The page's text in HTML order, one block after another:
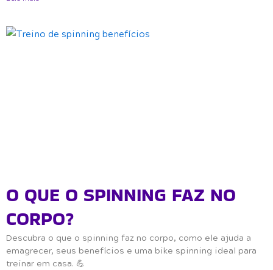
O QUE O SPINNING FAZ NO
CORPO?
Descubra o que o spinning faz no corpo, como ele ajuda a
emagrecer, seus benefícios e uma bike spinning ideal para
treinar em casa. 💪